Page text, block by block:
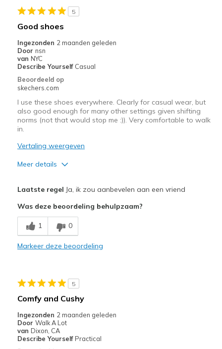
View On Shoes
I'm Into Shoes
5
Good shoes
Ingezonden 2 maanden geleden
Door nsn
van NYC
Describe Yourself Casual
Beoordeeld op
skechers.com
I use these shoes everywhere. Clearly for casual wear, but
also good enough for many other settings given shifting
norms (not that would stop me :)). Very comfortable to walk
in.
Vertaling weergeven
Meer details
Comfortable
Beste toepassingen
Casual Wear
Sizing
View On Shoes
Shoes are for Wearing
Laatste regel Ja, ik zou aanbevelen aan een vriend
Was deze beoordeling behulpzaam?
1 0
Markeer deze beoordeling
5
Comfy and Cushy
Ingezonden 2 maanden geleden
Door Walk A Lot
van Dixon, CA
Describe Yourself Practical